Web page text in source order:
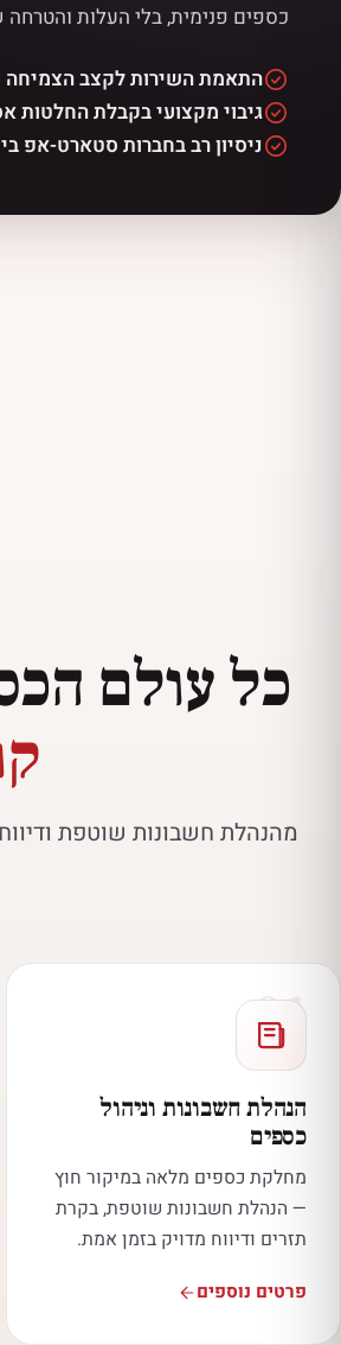
כספים פנימית, בלי העלות והטרחה
התאמת השירות לקצב
גיבוי מקצועי בקבלת החלטות
ניסיון רב בחברות סטארט-אפ
כל עולם
מהנהלת חשבונות שוטפת
01
הנהלת חשבונות וניהול
כספים
מחלקת כספים מלאה במיקור חוץ
— הנהלת חשבונות שוטפת, בקרת
תזרים ודיווח מדויק בזמן אמת.
פרטים נוספים